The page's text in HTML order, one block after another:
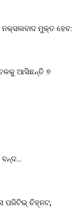
ନକ୍ସଲବାଦ ମୁକ୍ତ ହେବ:
ଆସିଛନ୍ତି ୭
ବନ୍ଦ…
ପଜିଟିଭ୍ ଚିହ୍ନଟ,